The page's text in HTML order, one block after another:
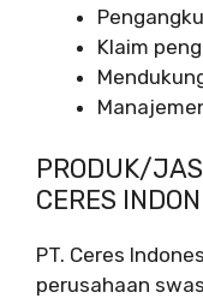
Klaim
PRODUK/
CERES
PT. Ceres
perusahaan